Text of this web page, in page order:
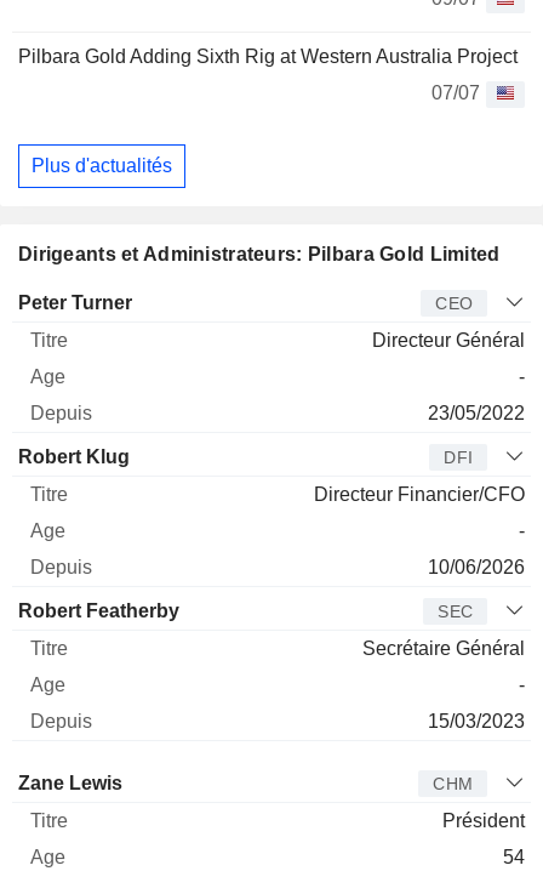
Pilbara Gold Adding Sixth Rig at Western Australia Project
07/07
Plus d'actualités
Dirigeants et Administrateurs: Pilbara Gold Limited
Dirigeant Titre
Peter Turner CEO
Directeur Général
-
23/05/2022
Robert Klug DFI
Directeur Financier/CFO
-
10/06/2026
Robert Featherby SEC
Secrétaire Général
-
15/03/2023
Administrateur
Zane Lewis CHM
Président
54